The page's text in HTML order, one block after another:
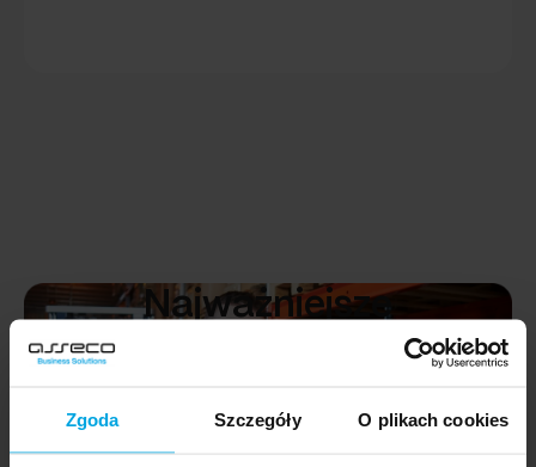
Zgoda Szczegóły O plikach cookies
Najważniejsze
funkcjonalności